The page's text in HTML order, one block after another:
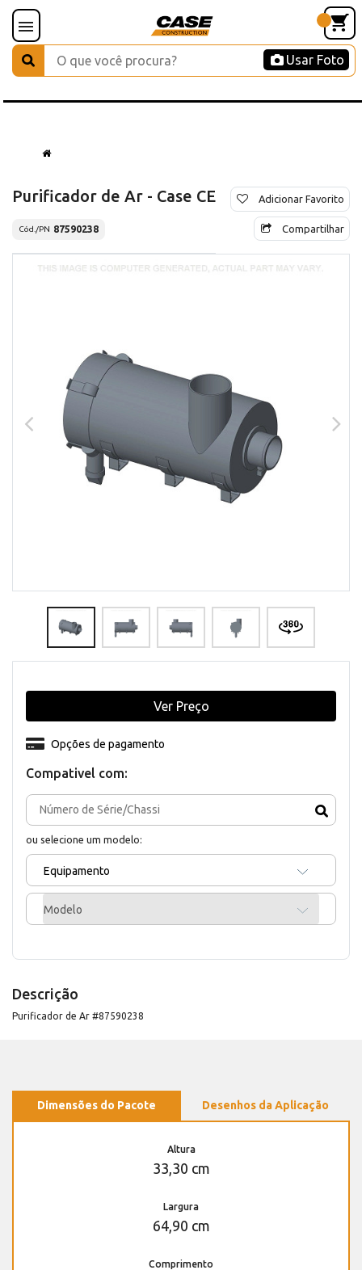
Usar Foto
Purificador de Ar - Case CE
Cód./PN 87590238
Adicionar Favorito
Compartilhar
Compativel com:
ou selecione um modelo:
Equipamento
Modelo
Opções de pagamento
Ver Preço
Descrição
Purificador de Ar #87590238
Dimensões do Pacote Desenhos da Aplicação
Altura
33,30 cm
Largura
64,90 cm
Comprimento